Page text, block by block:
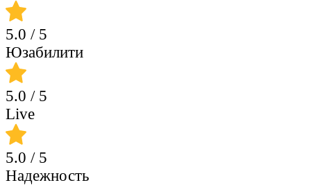
5.0 / 5
Юзабилити
5.0 / 5
Live
5.0 / 5
Надежность